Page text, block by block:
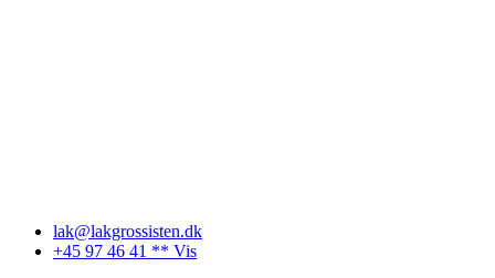
lak@lakgrossisten.dk
+45 97 46 41 ** Vis